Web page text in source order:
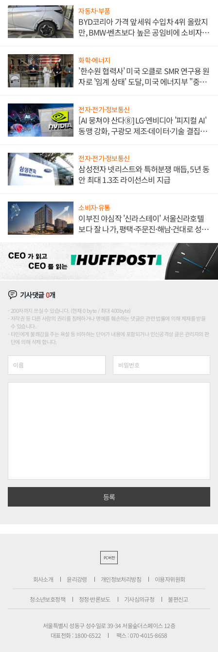
자동차·부품
BYD코리아 가격 앞세워 수입차 4위 올랐지
만, BMW·벤츠보다 높은 공임비에 소비자
화학·에너지
'한수원 협력사' 미국 오클로 SMR 연구용 원
자로 '임계 상태' 도달, 미국 에너지부 "중요
전자·전기·정보통신
[AI 뭉쳐야 산다⑧] LG·엔비디아 '피지컬 AI'
동맹 강화, 구광모 제조·데이터·기술 결집
전자·전기·정보통신
삼성전자 넷리스트와 특허분쟁 매듭, 5년 동
안 최대 1.3조 라이선스비 지급
소비자·유통
이부진 야심작 '신라스테이' 서울신라호텔
보다 잘 나가, 평택·주문진·해남·건대로 성
기사댓글0개
200자까지 쓰실 수 있습니다. (현재 0 byte / 최대 400byte)
저작권 등 다른 사람의 권리를 침해하거나 명예를 훼손하는 댓글은 관련 법률에 의해 제재를 받을
수 있습니다.
타인에게 불쾌감을 주는 욕설 등 비하하는 단어가 내용에 포함되거나 인신공격성 글은 관리자의 판
단에 의해 삭제 합니다.
PC버전
회사소개 윤리강령 개인정보처리방침 이용자위원회
청소년보호정책 정정·반론보도 기사심의규정 불편신고
서울특별시 성동구 성수일로 39-34 서울숲더스페이스 12층
대표전화 : 1800-6522
팩스 : 070-4015-8658